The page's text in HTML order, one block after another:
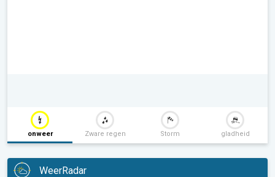
onweer Zware regen Storm gladheid
WeerRadar